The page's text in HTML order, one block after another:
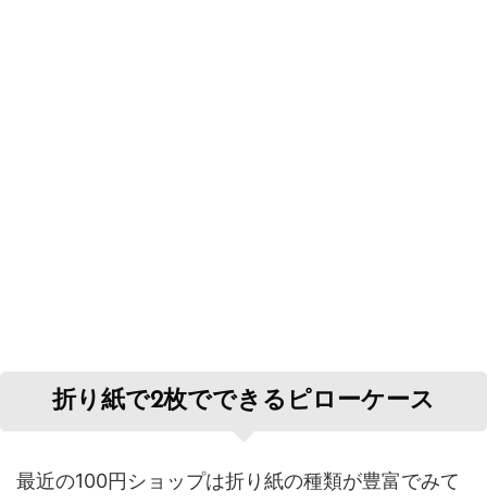
折り紙で2枚でできるピローケース
最近の100円ショップは折り紙の種類が豊富でみて